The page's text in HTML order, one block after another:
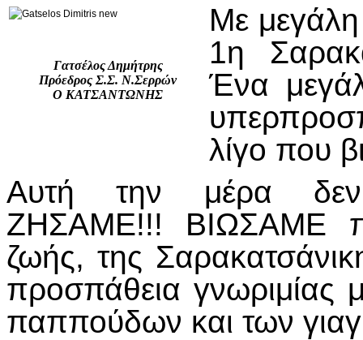
Γατσέλος Δημήτρης
Πρόεδρος Σ.Σ. Ν.Σερρών
Ο ΚΑΤΣΑΝΤΩΝΗΣ
Με μεγάλη
1η
Ένα
λίγο που
Αυτή την μέρα δεν
ΖΗΣΑΜΕ!!! ΒΙΩΣΑΜΕ
ζωής, της
προσπάθεια γνωριμίας
παππούδων και των